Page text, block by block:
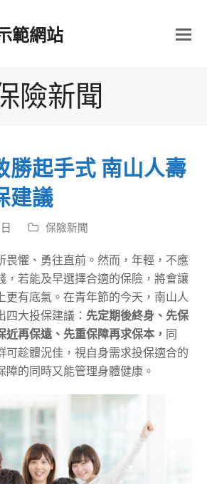
範網站
險新聞
勝起手式 南山人壽
建議
保險新聞
畏懼、勇往直前。然而，年輕，不應
，若能及早選擇合適的保險，將會讓
更有底氣。在青年節的今天，南山人
大投保建議： 先定期後終身、先保
近再保遠、先重保障再求保本， 同
可趁體況佳，視自身需求投保適合的
障的同時又能管理身體健康。